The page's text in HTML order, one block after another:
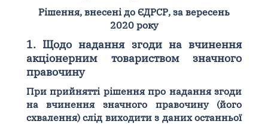
Рішення, внесені до ЄДРСР, за вересень
2020 року
1. Щодо надання згоди на вчинення
акціонерним товариством значного
правочину
При прийнятті рішення про надання згоди
на вчинення значного правочину (його
схвалення) слід виходити з даних останньої